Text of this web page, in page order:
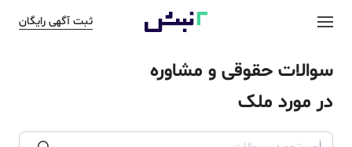
ثبت آگهی رایگان
سوالات حقوقی و مشاوره
در مورد ملک